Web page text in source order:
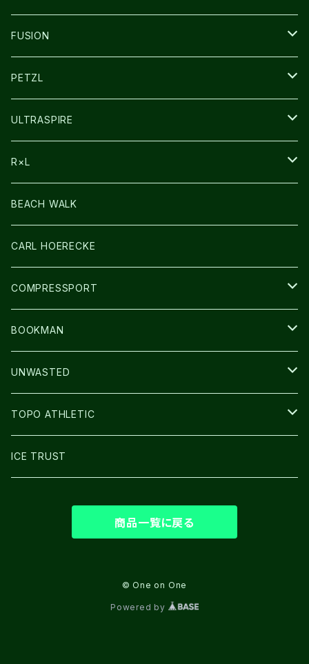
SOCKS
FUSION
その他GOODS
PETZL
HEADLAMP
ULTRASPIRE
BAG
LIGHT
R×L
SOCKS・LEGWARMER
アームカバー
GLOVE
BEACH WALK
CARL HOERECKE
COMPRESSPORT
CAP/HAT
BAG
BOOKMAN
LIGHT
UNWASTED
GLOVE
TOPO ATHLETIC
SHOES
ICE TRUST
商品一覧に戻る
© One on One
Powered by